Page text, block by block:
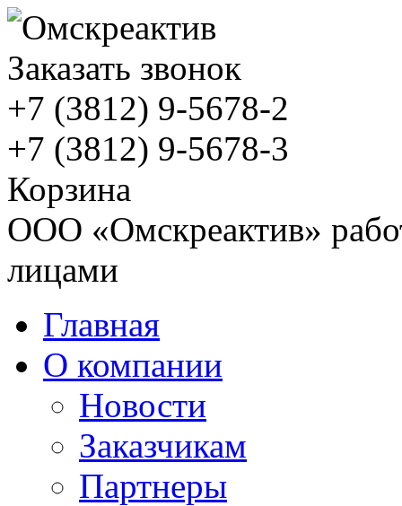
Заказать звонок
+7 (3812) 9-5678-2
+7 (3812) 9-5678-3
Корзина
ООО «Омскреактив»
лицами
Главная
О компании
Новости
Заказчикам
Партнеры